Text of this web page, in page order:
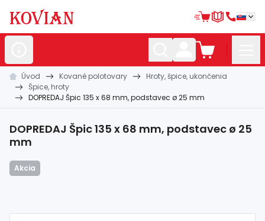
Nerezovépolotovary
Hliníkovépolotovary
Kovanépolotovary
Bránové
Úvod Kované polotovary
Hroty, špice, ukončenia
Špice, hroty
DOPREDAJ Špic 135 x 68 mm, podstavec ø 25 mm
DOPREDAJ Špic 135 x 68 mm, podstavec ø 25
mm
Akcia